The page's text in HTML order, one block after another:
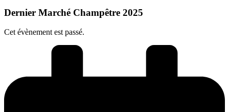
Dernier Marché Champêtre 2025
Cet évènement est passé.